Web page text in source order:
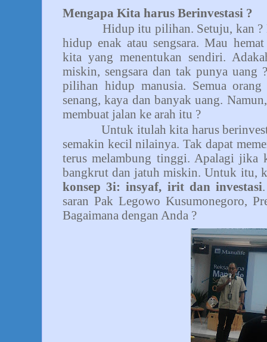
Mengapa Kita harus Berinvestasi ?
Hidup itu pilihan. Setuju, kan
hidup enak atau sengsara. Mau
kita yang menentukan sendiri.
miskin, sengsara dan tak punya uang
pilihan hidup manusia. Semua orang
senang, kaya dan banyak uang.
membuat jalan ke arah itu ?
Untuk itulah kita harus
semakin kecil nilainya. Tak dapat
terus melambung tinggi. Apalagi jika
bangkrut dan jatuh miskin. Untuk itu,
konsep 3i: insyaf, irit dan investasi
saran Pak Legowo Kusumonegoro,
Bagaimana dengan Anda ?